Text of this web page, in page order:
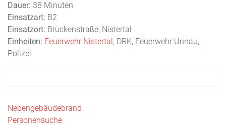
Dauer: 38 Minuten
Einsatzart: B2
Einsatzort: Brückenstraße, Nistertal
Einheiten: Feuerwehr Nistertal, DRK, Feuerwehr Unnau,
Polizei
Beitragsnavigation
Nebengebäudebrand
Personensuche